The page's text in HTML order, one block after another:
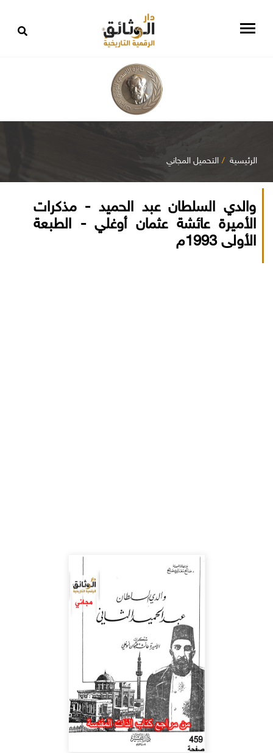
الرئيسية التحميل المجاني
والدي السلطان عبد الحميد - مذكرات
الأميرة عائشة عثمان أوغلي - الطبعة
الأولى 1993م